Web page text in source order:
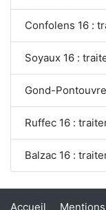
Confolens 16 :
Soyaux 16 :
Gond-
Ruffec 16 :
Balzac 16 :
Accueil